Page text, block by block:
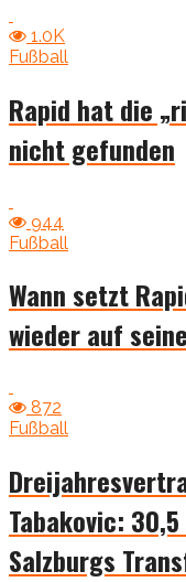
1.0K
Fußball
Rapid hat die
nicht gefunden
944
Fußball
Wann setzt
wieder auf
872
Fußball
Tabakovic:
Salzburgs